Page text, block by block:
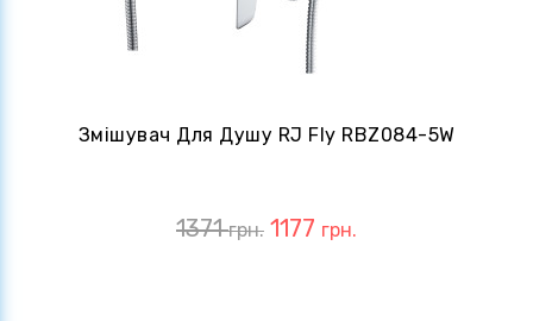
Змішувач Для Душу RJ Fly RBZ084-5W
1371грн. 1177 грн.